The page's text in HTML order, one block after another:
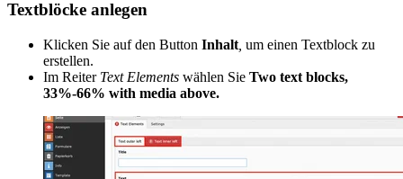
Textblöcke anlegen
Klicken Sie auf den Button Inhalt um einen Textblock zu
erstellen.
Im Reiter Text Elements wählen Sie Two text blocks,
33%-66% with media above.